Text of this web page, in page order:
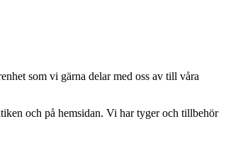
som vi gärna delar med oss av till våra
och på hemsidan. Vi har tyger och tillbehör